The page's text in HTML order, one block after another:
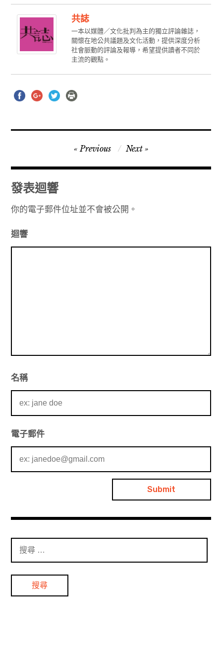
共誌
一本以媒體／文化批判為主的獨立評論雜誌，
關懷在地公共議題及文化活動，提供深度分析
社會脈動的評論及報導，希望提供讀者不同於
主流的觀點。
章
導
覽
Previous Next
發表迴響
你的電子郵件位址並不會被公開。
迴響
名稱
電子郵件